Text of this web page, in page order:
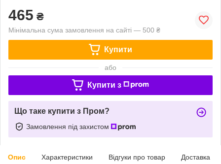
465 ₴
Мінімальна сума замовлення на сайті — 500 ₴
Купити
або
Купити з
Що таке купити з Пром?
Замовлення під захистом
Опис Характеристики Відгуки про товар Доставка